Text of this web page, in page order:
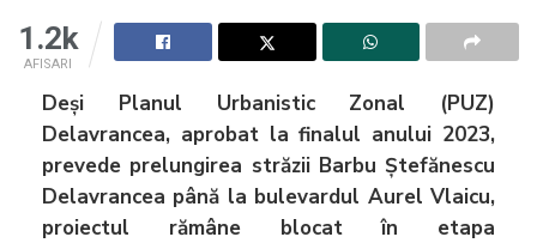
1.2k
AFISARI
Deși Planul Urbanistic Zonal (PUZ)
Delavrancea, aprobat la finalul anului 2023,
prevede prelungirea străzii Barbu Ștefănescu
Delavrancea până la bulevardul Aurel Vlaicu,
proiectul rămâne blocat în etapa